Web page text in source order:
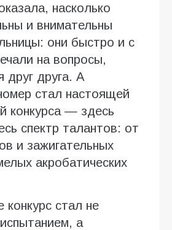
насколько
и внимательны
они быстро и с
на вопросы,
друг друга. А
стал настоящей
конкурса — здесь
спектр талантов: от
и зажигательных
акробатических
конкурс стал не
а